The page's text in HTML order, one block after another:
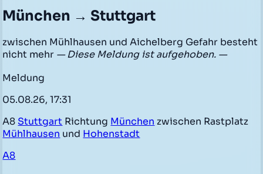
München → Stuttgart
zwischen Mühlhausen und Aichelberg Gefahr besteht
nicht mehr — Diese Meldung ist aufgehoben. —
Meldung
05.08.26, 17:31
A8 Stuttgart Richtung München zwischen Rastplatz
Mühlhausen und Hohenstadt
A8